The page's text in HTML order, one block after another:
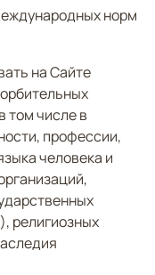
норм
на Сайте
том числе в
профессии,
человека и
религиозных